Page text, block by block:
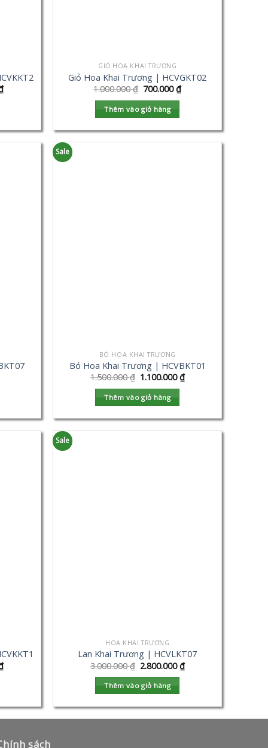
GIỎ HOA KHAI TRƯƠNG
Giỏ Hoa Khai Trương | HCVGKT02
1.000.000₫ 700.000₫
Thêm vào giỏ hàng
Sale
BÓ HOA KHAI TRƯƠNG
Bó Hoa Khai Trương | HCVBKT01
1.500.000₫ 1.100.000₫
Thêm vào giỏ hàng
Sale
HOA KHAI TRƯƠNG
Lan Khai Trương | HCVLKT07
3.000.000₫ 2.800.000₫
Thêm vào giỏ hàng
sách